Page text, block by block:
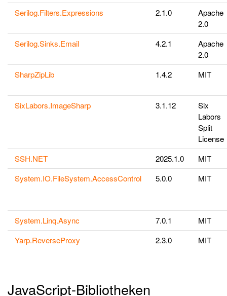
Serilog.Filters.Expressions
2.1.0
Apache
2.0
Serilog.Sinks.Email
4.2.1
Apache
2.0
SharpZipLib
1.4.2 MIT
SixLabors.ImageSharp 3.1.12
Six
Labors
Split
License
SSH.NET
2025.1.0
MIT
System.IO.FileSystem.AccessControl
5.0.0 MIT
System.Linq.Async 7.0.1
MIT
Yarp.ReverseProxy
2.3.0 MIT
JavaScript-Bibliotheken